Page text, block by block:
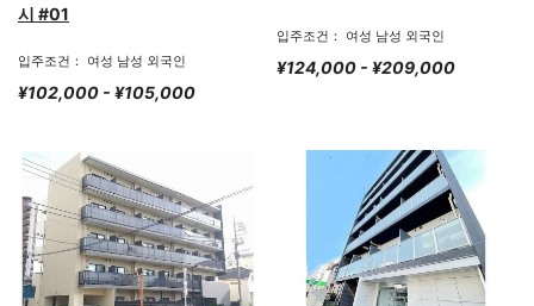
시 #01
입주조건： 여성 남성 외국인
¥102,000 - ¥105,000
입주조건： 여성 남성 외국인
¥124,000 - ¥209,000